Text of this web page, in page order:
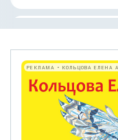
РЕКЛАМА • КОЛЬЦОВА ЕЛЕНА